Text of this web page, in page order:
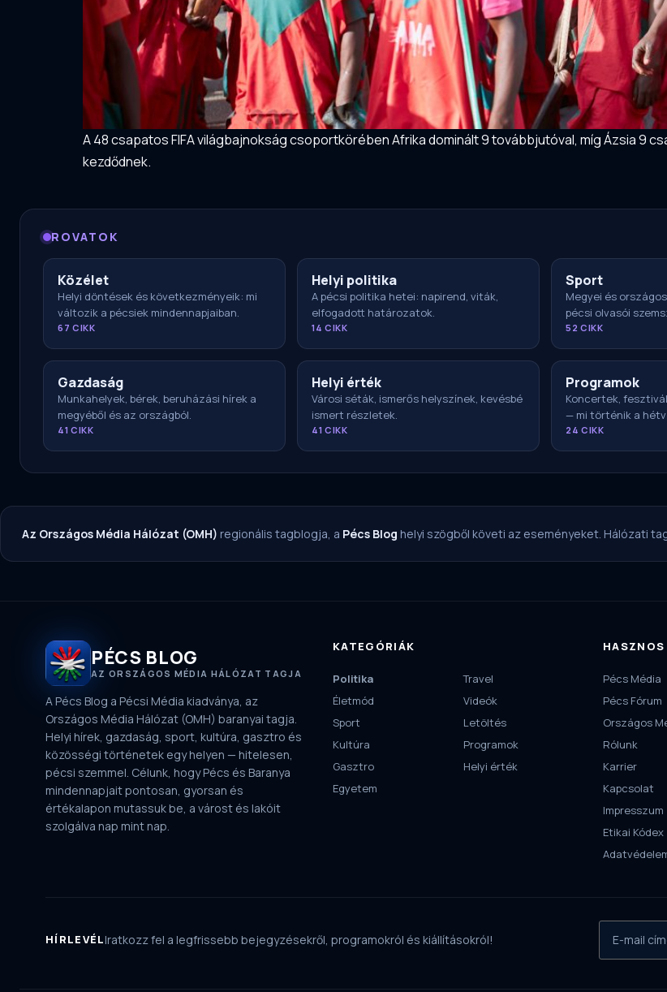
A 48 csapatos FIFA világbajnokság csoportkörében Afrika dominált 9 továbbjutóval, míg Ázsia 9
kezdődnek.
ROVATOK
Közélet
Helyi döntések és következményeik: mi
változik a pécsiek mindennapjaiban.
67 CIKK
Helyi politika
A pécsi politika hetei: napirend, viták,
elfogadott határozatok.
14 CIKK
Sport
Megyei és
pécsi olvasói
52 CIKK
Gazdaság
Munkahelyek, bérek, beruházási hírek a
megyéből és az országból.
41 CIKK
Helyi érték
Városi séták, ismerős helyszínek, kevésbé
ismert részletek.
41 CIKK
Programok
Koncertek,
— mi történik a
24 CIKK
Az Országos Média Hálózat (OMH) regionális tagblogja, a Pécs Blog helyi szögből követi az eseményeket. Hálózati
PÉCS BLOG
AZ ORSZÁGOS MÉDIA HÁLÓZAT TAGJA
A Pécs Blog a Pécsi Média kiadványa, az
Országos Média Hálózat (OMH) baranyai tagja.
Helyi hírek, gazdaság, sport, kultúra, gasztro és
közösségi történetek egy helyen — hitelesen,
pécsi szemmel. Célunk, hogy Pécs és Baranya
mindennapjait pontosan, gyorsan és
értékalapon mutassuk be, a várost és lakóit
szolgálva nap mint nap.
KATEGÓRIÁK
Politika
Életmód
Sport
Kultúra
Gasztro
Egyetem
Travel
Videók
Letöltés
Programok
Helyi érték
Pécs Média
Pécs Fórum
Országos
Rólunk
Karrier
Kapcsolat
Impresszum
Etikai Kódex
HÍRLEVÉLIratkozz fel a legfrissebb bejegyzésekről, programokról és kiállításokról!